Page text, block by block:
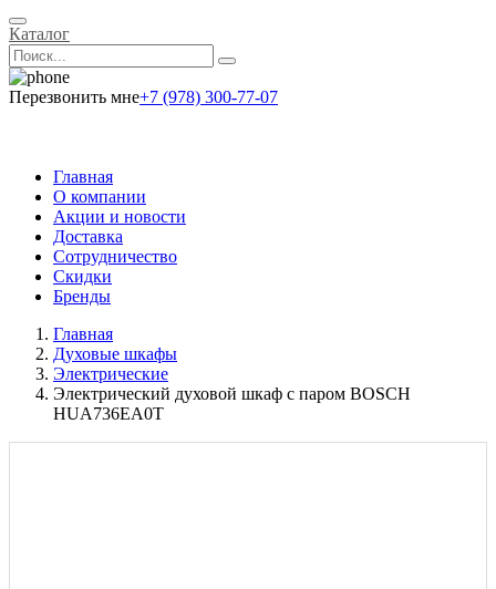
Каталог
Перезвонить мне+7 (978) 300-77-07
Главная
О компании
Акции и новости
Доставка
Сотрудничество
Скидки
Бренды
Главная
Духовые шкафы
Электрические
Электрический духовой шкаф с паром BOSCH
HUA736EA0T